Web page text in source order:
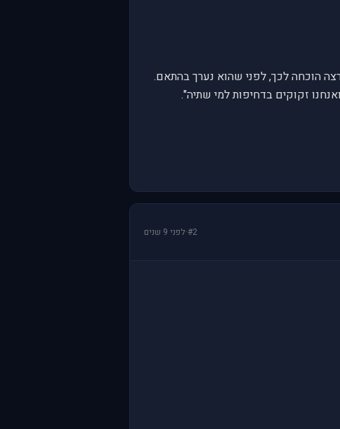
#2
·לפני 9 שנים